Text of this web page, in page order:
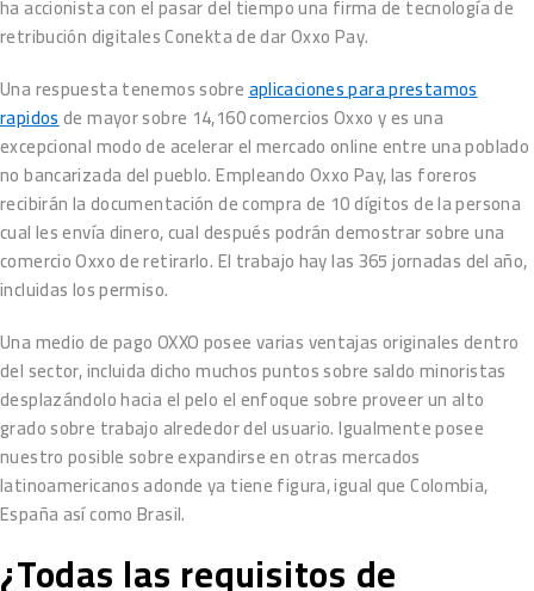
ha accionista con el pasar del tiempo una firma de tecnología de
retribución digitales Conekta de dar Oxxo Pay.
Una respuesta tenemos sobreaplicaciones para prestamos
rapidosde mayor sobre 14,160 comercios Oxxo y es una
excepcional modo de acelerar el mercado online entre una poblado
no bancarizada del pueblo. Empleando Oxxo Pay, las foreros
recibirán la documentación de compra de 10 dígitos de la persona
cual les envía dinero, cual después podrán demostrar sobre una
comercio Oxxo de retirarlo. El trabajo hay las 365 jornadas del año,
incluidas los permiso.
Una medio de pago OXXO posee varias ventajas originales dentro
del sector, incluida dicho muchos puntos sobre saldo minoristas
desplazándolo hacia el pelo el enfoque sobre proveer un alto
grado sobre trabajo alrededor del usuario. Igualmente posee
nuestro posible sobre expandirse en otras mercados
latinoamericanos adonde ya tiene figura, igual que Colombia,
España así­ como Brasil.
¿Todas las requisitos de